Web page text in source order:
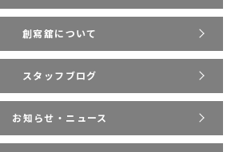
創寫舘について
スタッフブログ
お知らせ・ニュース